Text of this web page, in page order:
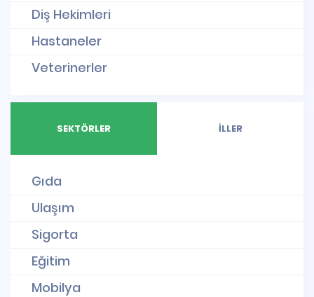
Diş Hekimleri
Hastaneler
Veterinerler
SEKTÖRLER İLLER
Gıda
Ulaşım
Sigorta
Eğitim
Mobilya